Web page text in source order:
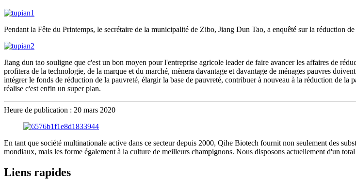
Pendant la Fête du Printemps, le secrétaire de la municipalité de Zibo, Jiang Dun Tao, a enquêté sur la réduction
Jiang dun tao souligne que c'est un bon moyen pour l'entreprise agricole leader de faire avancer les affaires de
profitera de la technologie, de la marque et du marché, mènera davantage et davantage de ménages pauvres
intégrer le fonds de réduction de la pauvreté, élargir la base de pauvreté, contribuer à nouveau à la réduction de
réalise c'est enfin un super plan.
Heure de publication : 20 mars 2020
En tant que société multinationale active dans ce secteur depuis 2000, Qihe Biotech fournit non seulement des
mondiaux, mais les forme également à la culture de meilleurs champignons. Nous disposons actuellement d'un
Liens rapides